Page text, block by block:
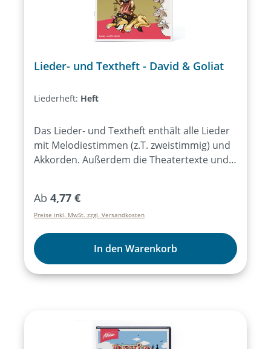
Lieder- und Textheft - David & Goliat
Liederheft: Heft
Das Lieder- und Textheft enthält alle Lieder
mit Melodiestimmen (z.T. zweistimmig) und
Akkorden. Außerdem die Theatertexte und
Textheftes ist das Aufführungsrecht für alle
Aufführungen des Musicals für ein Jahr
erworben.
Regulärer Preis:
Ab 4,77 €
Preise inkl. MwSt. zzgl. Versandkosten
In den Warenkorb